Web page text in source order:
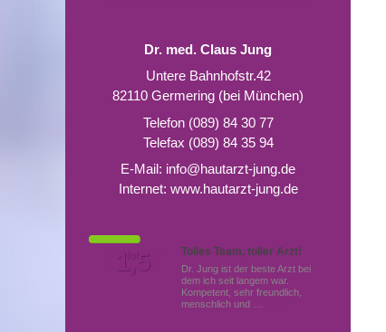
Dr. med. Claus Jung
Untere Bahnhofstr.42
82110 Germering (bei München)
Telefon (089) 84 30 77
Telefax (089) 84 35 94
E-Mail: info@hautarzt-jung.de
Internet: www.hautarzt-jung.de
Tolles Team, toller Arzt!
Dr. Jung ist der beste Arzt bei
dem ich seit langem war.
Kompetent, sehr freundlich,
menschlich und …
Von Patienten
bewertet mit
Note
1,5